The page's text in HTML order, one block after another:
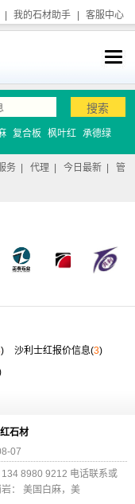
我的石材助手 客服中心
复合板 枫叶红 承德绿
务 代理 今日最新
管
) 沙利士红报价信息(3)
石材
07
8980 9212 电话联系或
： 美国白麻，美